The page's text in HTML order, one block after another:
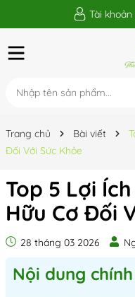
Tài khoản
Trang chủ Bài viết
Đối Với Sức Khỏe
Top 5 Lợi
Hữu Cơ Đối
28 tháng 03 2026
Nội dung chính